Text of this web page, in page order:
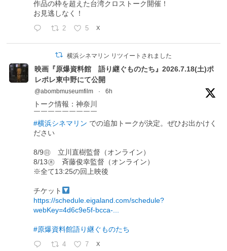
作品の枠を超えた台湾クロストーク開催！
お見逃しなく！
2 5 X
横浜シネマリン リツイートされました
映画『原爆資料館 語り継ぐものたち』2026.7.18(土)ポ
レポレ東中野にて公開
@abombmuseumfilm · 6h
トーク情報：神奈川
￣￣￣￣￣￣￣￣￣
#横浜シネマリン での追加トークが決定。ぜひお出かけく
ださい
8/9㊐ 立川直樹監督（オンライン）
8/13㊍ 斉藤俊幸監督（オンライン）
※全て13:25の回上映後
チケット
https://schedule.eigaland.com/schedule?
webKey=4d6c9e5f-bcca-...
#原爆資料館語り継ぐものたち
4 7 X